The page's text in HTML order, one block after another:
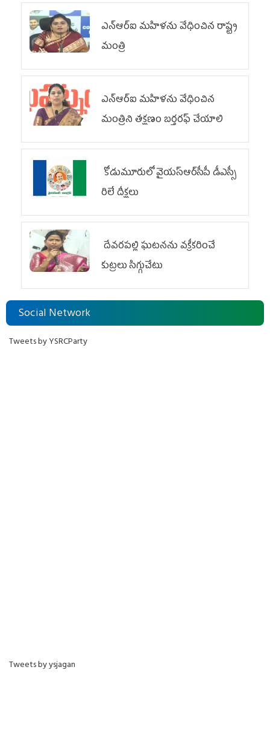
ఎన్‌ఆర్‌ఐ మహిళను వేధించిన రాష్ట్ర
మంత్రి
ఎన్ఆర్ఐ మహిళను వేధించిన
మంత్రిని త‌క్ష‌ణం బ‌ర్త‌ర‌ఫ్ చేయాలి
కోడుమూరులో వైయ‌స్ఆర్‌సీపీ డీఎస్సీ
రిలే దీక్షలు
దేవరపల్లి ఘటనను వక్రీకరించే
కుట్రలు సిగ్గుచేటు
Social Network
Tweets by YSRCParty
Tweets by ysjagan